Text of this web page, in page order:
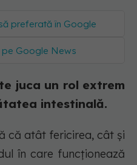
preferată în Google
pe Google News
juca un rol extrem
intestinală.
că atât fericirea, cât și
în care funcționează